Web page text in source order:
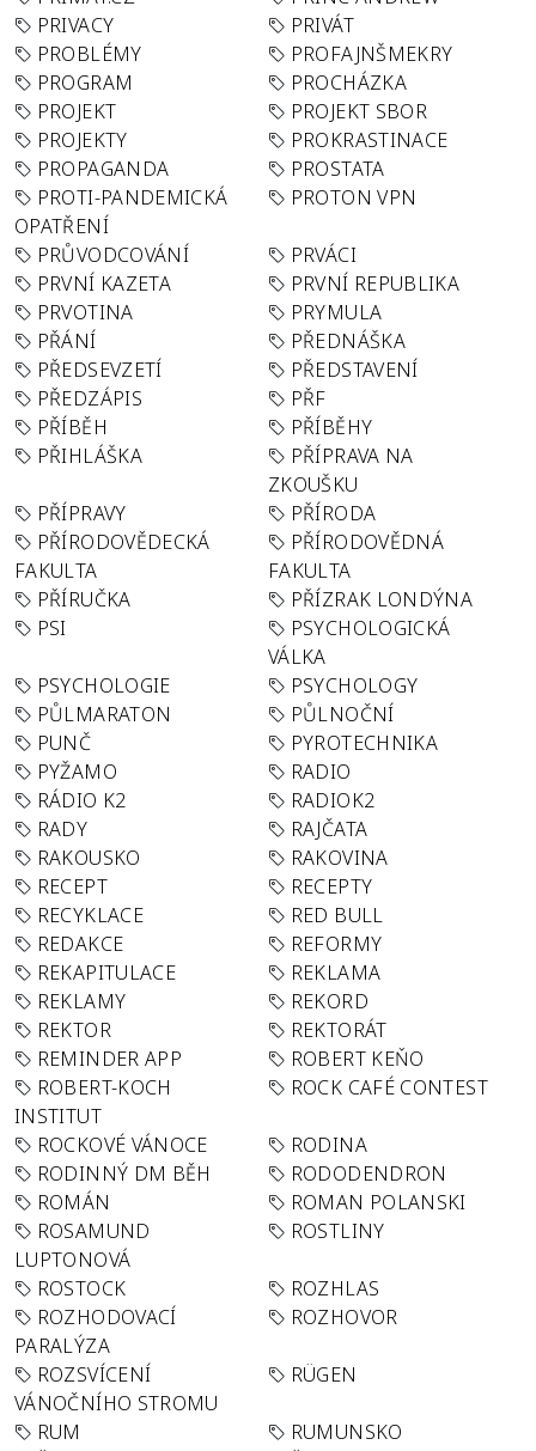
PRIVACY
PRIVÁT
PROBLÉMY
PROFAJNŠMEKRY
PROGRAM
PROCHÁZKA
PROJEKT
PROJEKT SBOR
PROJEKTY
PROKRASTINACE
PROPAGANDA
PROSTATA
PROTI-PANDEMICKÁ
OPATŘENÍ
PROTON VPN
PRŮVODCOVÁNÍ
PRVÁCI
PRVNÍ KAZETA
PRVNÍ REPUBLIKA
PRVOTINA
PRYMULA
PŘÁNÍ
PŘEDNÁŠKA
PŘEDSEVZETÍ
PŘEDSTAVENÍ
PŘEDZÁPIS
PŘF
PŘÍBĚH
PŘÍBĚHY
PŘIHLÁŠKA
PŘÍPRAVA NA
ZKOUŠKU
PŘÍPRAVY
PŘÍRODA
PŘÍRODOVĚDECKÁ
FAKULTA
PŘÍRODOVĚDNÁ
FAKULTA
PŘÍRUČKA
PŘÍZRAK LONDÝNA
PSI
PSYCHOLOGICKÁ
VÁLKA
PSYCHOLOGIE
PSYCHOLOGY
PŮLMARATON
PŮLNOČNÍ
PUNČ
PYROTECHNIKA
PYŽAMO
RADIO
RÁDIO K2
RADIOK2
RADY
RAJČATA
RAKOUSKO
RAKOVINA
RECEPT
RECEPTY
RECYKLACE
RED BULL
REDAKCE
REFORMY
REKAPITULACE
REKLAMA
REKLAMY
REKORD
REKTOR
REKTORÁT
REMINDER APP
ROBERT KEŇO
ROBERT-KOCH
INSTITUT
ROCK CAFÉ CONTEST
ROCKOVÉ VÁNOCE
RODINA
RODINNÝ DM BĚH
RODODENDRON
ROMÁN
ROMAN POLANSKI
ROSAMUND
LUPTONOVÁ
ROSTLINY
ROSTOCK
ROZHLAS
ROZHODOVACÍ
PARALÝZA
ROZHOVOR
ROZSVÍCENÍ
VÁNOČNÍHO STROMU
RÜGEN
RUM
RUMUNSKO